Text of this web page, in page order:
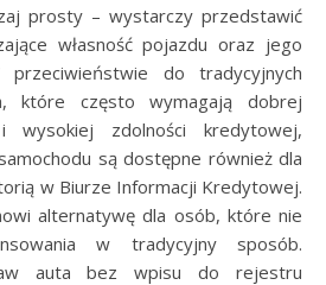
prosty – wystarczy przedstawić
własność pojazdu oraz jego
przeciwieństwie do tradycyjnych
które często wymagają dobrej
zdolności kredytowej,
są dostępne również dla
w Biurze Informacji Kredytowej.
alternatywę dla osób, które nie
w tradycyjny sposób.
auta bez wpisu do rejestru